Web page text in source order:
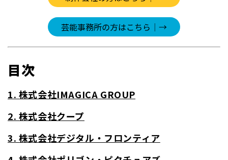
目次
1. 株式会社IMAGICA GROUP
2. 株式会社クープ
3. 株式会社デジタル・フロンティア